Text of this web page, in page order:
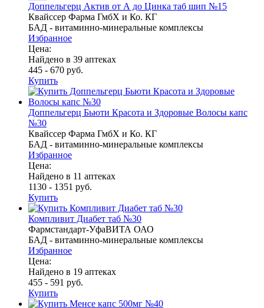
Доппельгерц Актив от А до Цинка таб шип №15
Квайссер Фарма ГмбХ и Ко. КГ
БАД - витаминно-минеральные комплексы
Избранное
Цена:
Найдено в 39 аптеках
445 - 670 руб.
Купить
Доппельгерц Бьюти Красота и Здоровые Волосы капс
№30
Квайссер Фарма ГмбХ и Ко. КГ
БАД - витаминно-минеральные комплексы
Избранное
Цена:
Найдено в 11 аптеках
1130 - 1351 руб.
Купить
Компливит Диабет таб №30
Фармстандарт-УфаВИТА ОАО
БАД - витаминно-минеральные комплексы
Избранное
Цена:
Найдено в 19 аптеках
455 - 591 руб.
Купить